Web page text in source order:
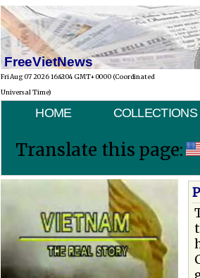
FreeVietNews
Fri Aug 07 2026 16:43:04 GMT+0000 (Coordinated
Universal Time)
HOME COLLECTIONS
Translate this page: